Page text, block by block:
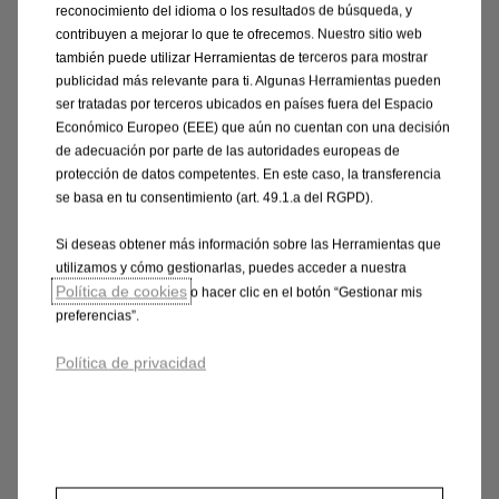
El precio de los VEHÍCULOS calculado con este
configurador es un PRECIO RECOMENDADO no
vinculante para los concesionarios, que por ley son
de
Las imágenes y la información técnica presentada en
esta página web son orientativas y estan sujetas a
cambios y evoluciones; nuestros puntos de venta
están siempre a su disposición para proporcionarles
una oferta concreta y personalizada.
particulares (personas físicas o jurídicas
consumidoras) como a autónomos y empresas (no
consumidores), así como para conocer las
características
consulte siempre con
aplicables en función del lugar y momento de
reconocimiento del idioma o los resultados de búsqueda, y
contribuyen a mejorar lo que te ofrecemos. Nuestro sitio web
también puede utilizar Herramientas de terceros para mostrar
publicidad más relevante para ti. Algunas Herramientas pueden
ser tratadas por terceros ubicados en países fuera del Espacio
Económico Europeo (EEE) que aún no cuentan con una decisión
de adecuación por parte de las autoridades europeas de
protección de datos competentes. En este caso, la transferencia
se basa en tu consentimiento (art. 49.1.a del RGPD).
Si deseas obtener más información sobre las Herramientas que
utilizamos y cómo gestionarlas, puedes acceder a nuestra
Política de cookies o hacer clic en el botón “Gestionar mis
preferencias”.
Política de privacidad